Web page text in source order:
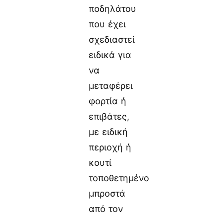
ποδηλάτου
που έχει
σχεδιαστεί
ειδικά για
να
μεταφέρει
φορτία ή
επιβάτες,
με ειδική
περιοχή ή
κουτί
τοποθετημένο
μπροστά
από τον